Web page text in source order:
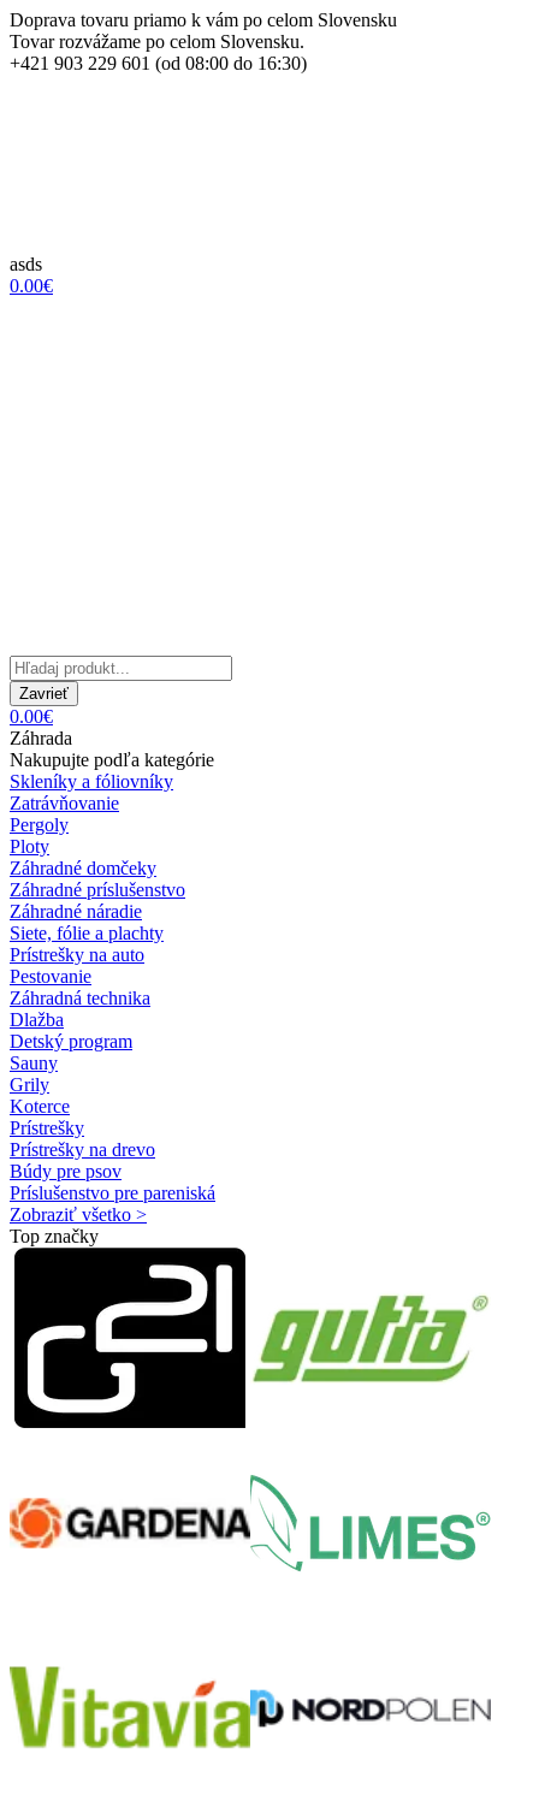
Doprava tovaru priamo k vám po celom Slovensku
Tovar rozvážame po celom Slovensku.
+421 903 229 601 (od 08:00 do 16:30)
asds
0.00€
Zavrieť
0.00€
Záhrada
Nakupujte podľa kategórie
Skleníky a fóliovníky
Zatrávňovanie
Pergoly
Ploty
Záhradné domčeky
Záhradné príslušenstvo
Záhradné náradie
Siete, fólie a plachty
Prístrešky na auto
Pestovanie
Záhradná technika
Dlažba
Detský program
Sauny
Grily
Koterce
Prístrešky
Prístrešky na drevo
Búdy pre psov
Príslušenstvo pre pareniská
Zobraziť všetko >
Top značky